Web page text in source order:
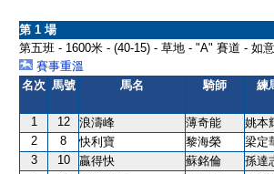
第 1 場
第五班 - 1600米 - (40-15) - 草地 - "A" 賽道 - 如
賽事重溫
名次 馬號 馬名 騎師 練
1 12 浪濤峰 薄奇能 姚本
2
8 快利寶 黎海榮 梁定
3
10 贏得快 蘇銘倫 孫達